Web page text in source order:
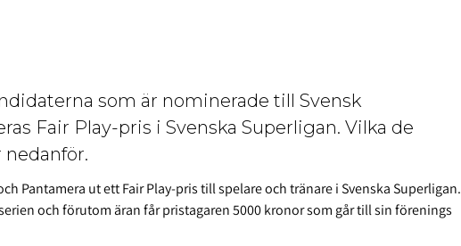
som är nominerade till Svensk
Fair Play-pris i Svenska Superligan. Vilka de
nedanför.
Pantamera ut ett Fair Play-pris till spelare och tränare i Svenska Superligan.
och förutom äran får pristagaren 5000 kronor som går till sin förenings